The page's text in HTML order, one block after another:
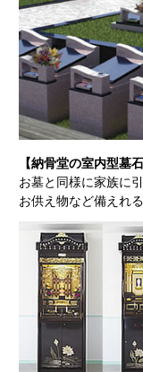
【納骨堂の室内型墓石
お墓と同様に家族に
お供え物など備えれる